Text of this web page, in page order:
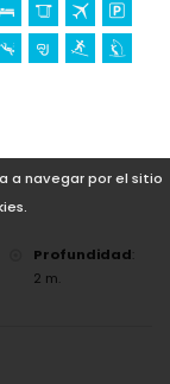
a navegar por el sitio
Profundidad:
2 m.